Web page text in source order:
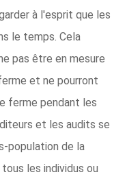
à l'esprit que les
le temps. Cela
pas être en mesure
et ne pourront
ferme pendant les
et les audits se
population de la
les individus ou